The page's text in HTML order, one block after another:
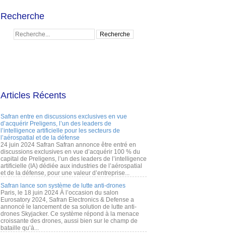
Recherche
Articles Récents
Safran entre en discussions exclusives en vue
d’acquérir Preligens, l’un des leaders de
l’intelligence artificielle pour les secteurs de
l’aérospatial et de la défense
24 juin 2024 Safran Safran annonce être entré en
discussions exclusives en vue d’acquérir 100 % du
capital de Preligens, l’un des leaders de l’intelligence
artificielle (IA) dédiée aux industries de l’aérospatial
et de la défense, pour une valeur d’entreprise...
Safran lance son système de lutte anti-drones
Paris, le 18 juin 2024 À l’occasion du salon
Eurosatory 2024, Safran Electronics & Defense a
annoncé le lancement de sa solution de lutte anti-
drones Skyjacker. Ce système répond à la menace
croissante des drones, aussi bien sur le champ de
bataille qu’à...